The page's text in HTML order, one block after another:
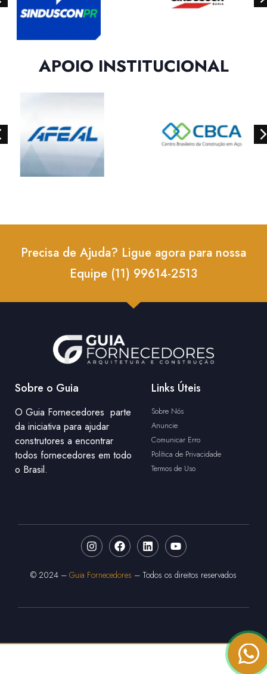
APOIO INSTITUCIONAL
Precisa de Ajuda? Ligue agora para nossa
Equipe (11) 99614-2513
Sobre o Guia
O Guia Fornecedores parte
da iniciativa para ajudar
construtores a encontrar
todos fornecedores em todo
o Brasil.
Links Úteis
Sobre Nós
Anuncie
Comunicar Erro
Política de Privacidade
Termos de Uso
© 2024 – Guia Fornecedores – Todos os direitos reservados